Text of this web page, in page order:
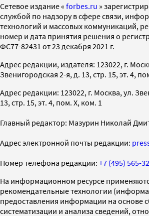
Cетевое издание « forbes.ru »
службой по надзору в сфере связи,
технологий и массовых коммуникаций,
номер и дата принятия решения о
ФС77-82431 от 23 декабря 2021 г.
Адрес редакции, издателя: 123022, г.
Звенигородская 2-я, д. 13, стр. 15, эт. 4,
Адрес редакции: 123022, г. Москва, ул.
13, стр. 15, эт. 4, пом. X, ком. 1
Главный редактор: Мазурин Николай
Адрес электронной почты редакции:
Номер телефона редакции: +7 (495) 565-
На информационном ресурсе
рекомендательные технологии
предоставления информации на основе
систематизации и анализа сведений,